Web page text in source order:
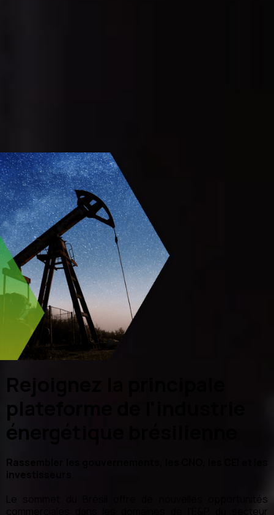
plateforme de l'industrie
énergétique brésilienne
Rassembler les gouvernements, les CNO, les CEI et les
investisseurs
Le sommet du Brésil offre de nouvelles opportunités
commerciales dans les domaines de l'E&P, du secteur